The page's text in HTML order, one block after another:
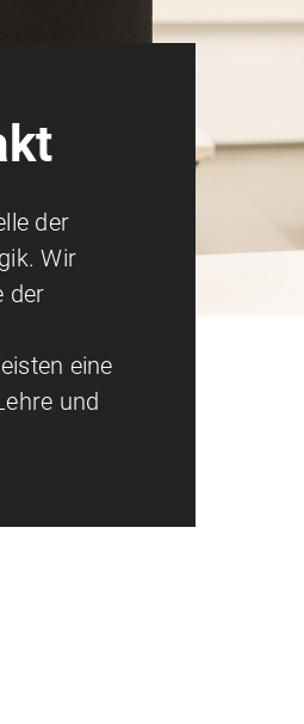
der
Wir
der
eine
und